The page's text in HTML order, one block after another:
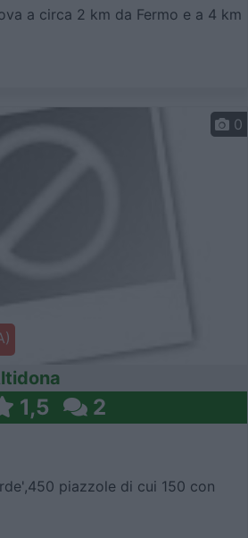
a circa 2 km da Fermo e a 4 km
0
1,5 2
piazzole di cui 150 con